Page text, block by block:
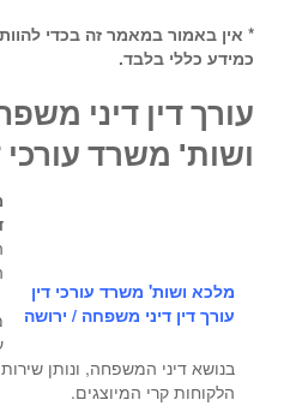
* אין באמור במאמר זה בכדי
כמידע כללי בלבד.
עורך דין דיני
ושות' משרד עורכי
מלכא ושות' משרד עורכי דין
עורך דין דיני משפחה / ירושה
בנושא דיני המשפחה, ונותן
הלקוחות קרי המיוצגים.